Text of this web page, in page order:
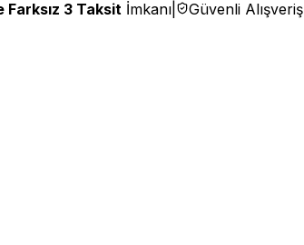
Farksız 3 Taksit İmkanı Güvenli Alışveriş